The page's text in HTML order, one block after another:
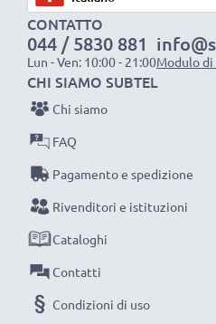
resistente e anti-
Ottima velocità di ricarica
1x batteria da 1000 mAh
1x batteria da 2000 mAh
NOTA BENE:per una
raggiungimento di efficienza
completamente le batterie
Non lasciarti scappare
questo caricabatteria
CONTATTO
044 / 5830 881
Lun - Ven: 10:00 - 21:00Modulo
CHI SIAMO SUBTEL
Chi siamo
FAQ
Pagamento e spedizione
Rivenditori e istituzioni
Cataloghi
Contatti
Condizioni di uso